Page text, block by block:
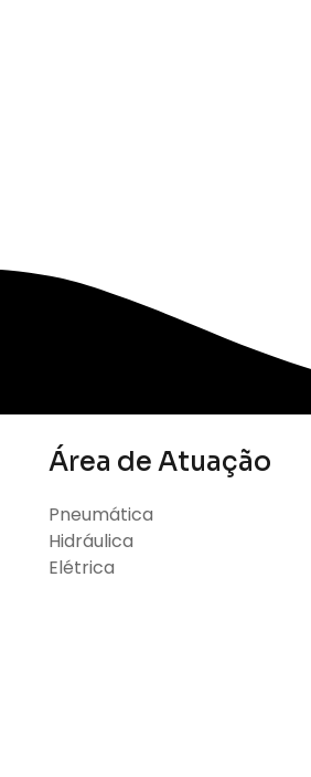
Área de Atuação
Pneumática
Hidráulica
Elétrica